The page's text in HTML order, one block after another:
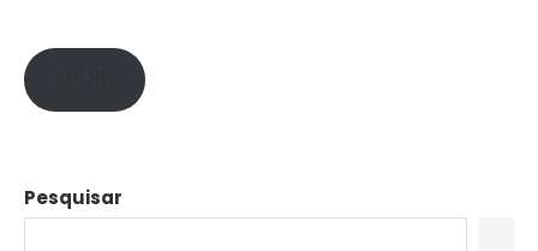
Pesquisar